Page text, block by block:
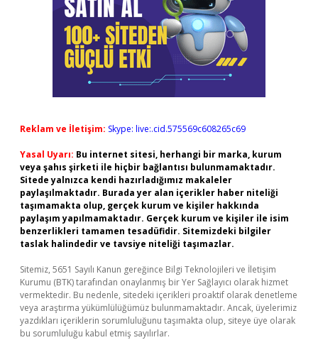
Reklam ve İletişim: Skype: live:.cid.575569c608265c69
Yasal Uyarı: Bu internet sitesi, herhangi bir marka, kurum
veya şahıs şirketi ile hiçbir bağlantısı bulunmamaktadır.
Sitede yalnızca kendi hazırladığımız makaleler
paylaşılmaktadır. Burada yer alan içerikler haber niteliği
taşımamakta olup, gerçek kurum ve kişiler hakkında
paylaşım yapılmamaktadır. Gerçek kurum ve kişiler ile isim
benzerlikleri tamamen tesadüfidir. Sitemizdeki bilgiler
taslak halindedir ve tavsiye niteliği taşımazlar.
Sitemiz, 5651 Sayılı Kanun gereğince Bilgi Teknolojileri ve İletişim
Kurumu (BTK) tarafından onaylanmış bir Yer Sağlayıcı olarak hizmet
vermektedir. Bu nedenle, sitedeki içerikleri proaktif olarak denetleme
veya araştırma yükümlülüğümüz bulunmamaktadır. Ancak, üyelerimiz
yazdıkları içeriklerin sorumluluğunu taşımakta olup, siteye üye olarak
bu sorumluluğu kabul etmiş sayılırlar.